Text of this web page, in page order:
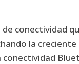
conectividad
la